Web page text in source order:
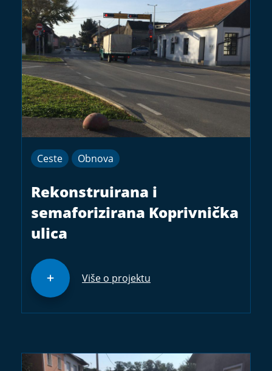
Ceste Obnova
Rekonstruirana i
semaforizirana Koprivnička
ulica
Više o projektu